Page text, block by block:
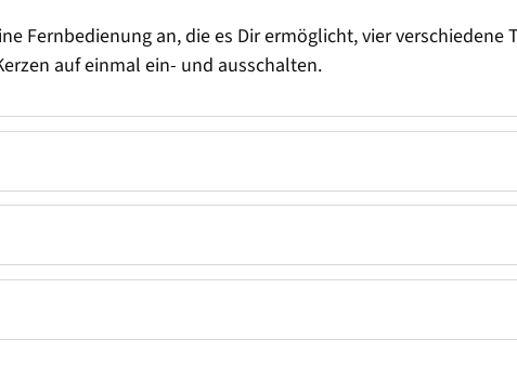
Fernbedienung an, die es Dir ermöglicht, vier verschiedene
auf einmal ein- und ausschalten.